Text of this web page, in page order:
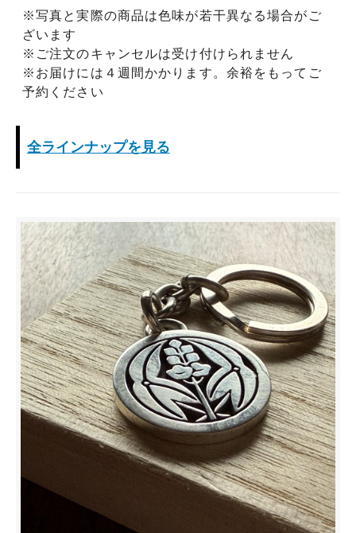
※写真と実際の商品は色味が若干異なる場合がご
ざいます
※ご注文のキャンセルは受け付けられません
※お届けには４週間かかります。余裕をもってご
予約ください
全ラインナップを見る